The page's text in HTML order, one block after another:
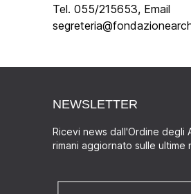
Tel. 055/215653, Email
NEWSLETTER
Ricevi news dall'Ordine degli
rimani aggiornato sulle ultime